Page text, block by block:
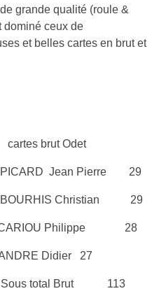
grande qualité (roule &
dominé ceux de
et belles cartes en brut et
brut Odet
Jean Pierre 29
Christian 29
Philippe 28​
Didier ​ 27
total Brut 113